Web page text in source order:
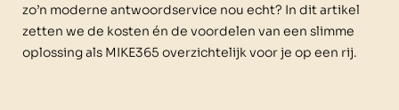
zo’n moderne antwoordservice nou echt? In dit artikel
zetten we de kosten én de voordelen van een slimme
oplossing als MIKE365 overzichtelijk voor je op een rij.